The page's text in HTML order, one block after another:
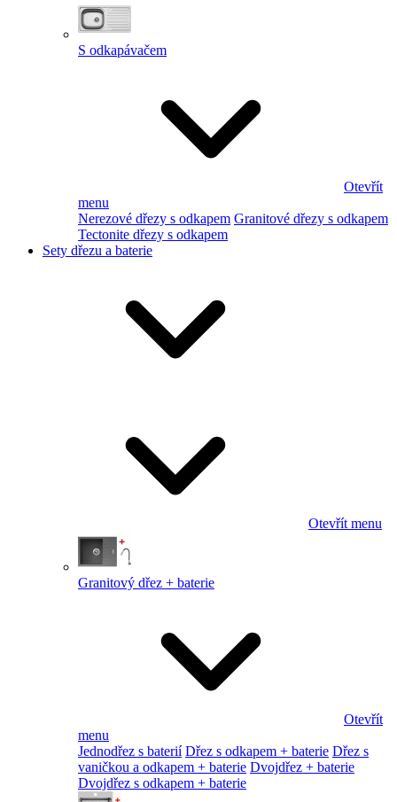
S odkapávačem
Otevřít
menu
Nerezové dřezy s odkapem Granitové dřezy s odkapem
Tectonite dřezy s odkapem
Sety dřezu a baterie
Otevřít menu
Granitový dřez + baterie
Otevřít
menu
Jednodřez s baterií Dřez s odkapem + baterie Dřez s
vaničkou a odkapem + baterie Dvojdřez + baterie
Dvojdřez s odkapem + baterie